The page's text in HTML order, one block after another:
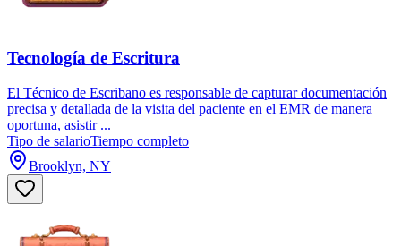
Tecnología de Escritura
El Técnico de Escribano es responsable de capturar documentación
precisa y detallada de la visita del paciente en el EMR de manera
oportuna, asistir ...
Tipo de salarioTiempo completo
Brooklyn, NY